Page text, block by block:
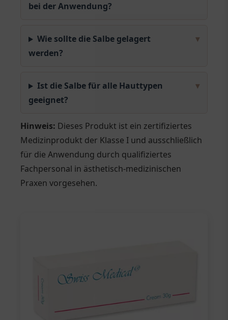
bei der Anwendung?
▾
Wie sollte die Salbe gelagert
werden?
▾
Ist die Salbe für alle Hauttypen
geeignet?
Hinweis: Dieses Produkt ist ein zertifiziertes
Medizinprodukt der Klasse I und ausschließlich
für die Anwendung durch qualifiziertes
Fachpersonal in ästhetisch-medizinischen
Praxen vorgesehen.